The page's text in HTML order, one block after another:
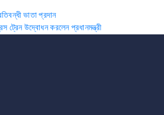
ভাতা প্রদান
ট্রেন উদ্বোধন করলেন প্রধানমন্ত্রী